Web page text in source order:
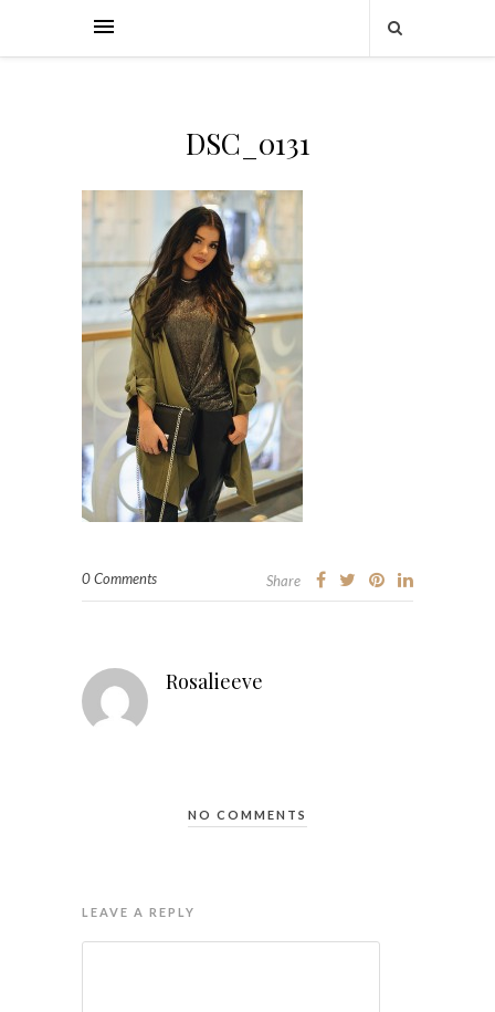
DSC_0131
0 Comments Share
Rosalieeve
NO COMMENTS
LEAVE A REPLY